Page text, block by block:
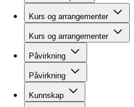
Kurs og arrangementer
Kurs og arrangementer
Påvirkning
Påvirkning
Kunnskap